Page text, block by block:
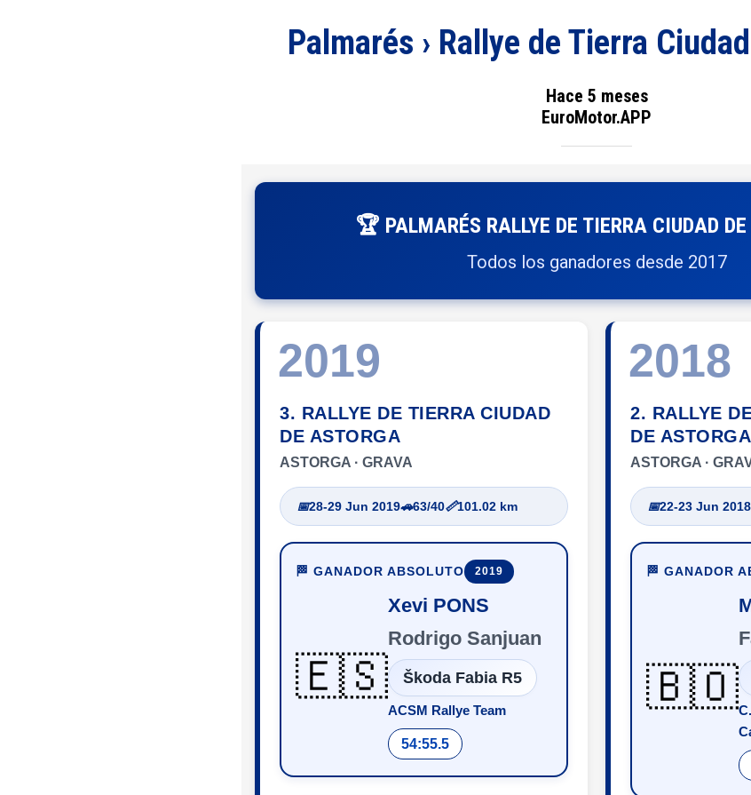
Palmarés › Rallye de Tierra
Hace 5 meses
EuroMotor.APP
🏆 PALMARÉS RALLYE DE TIERRA CIUDAD
Todos los ganadores desde 2017
2019
3. RALLYE DE TIERRA CIUDAD
DE ASTORGA
ASTORGA · GRAVA
📅28-29 Jun 2019🚗63/40📏101.02 km
🏁 GANADOR ABSOLUTO 2019
🇪🇸
Xevi PONS
Rodrigo Sanjuan
Škoda Fabia R5
ACSM Rallye Team
54:55.5
2018
2. RALLYE
DE ASTORGA
ASTORGA ·
📅22-23 Jun 2018
🏁 GANADOR
🇧🇴